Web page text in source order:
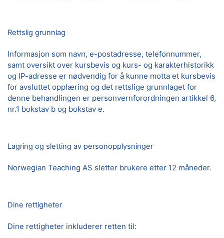
Rettslig grunnlag
Informasjon som navn, e-postadresse, telefonnummer,
samt oversikt over kursbevis og kurs- og karakterhistorikk
og IP-adresse er nødvendig for å kunne motta et kursbevis
for avsluttet opplæring og det rettslige grunnlaget for
denne behandlingen er personvernforordningen artikkel 6,
nr.1 bokstav b og bokstav e.
Lagring og sletting av personopplysninger
Norwegian Teaching AS sletter brukere etter 12 måneder.
Dine rettigheter
Dine rettigheter inkluderer retten til: